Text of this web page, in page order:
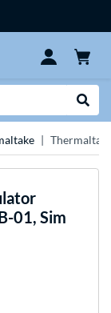
01, Sim